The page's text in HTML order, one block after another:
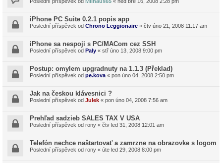
iPhone PC Suite 0.2.1 popis app
Poslední příspěvek od Chrono Leggionaire « čtv úno 21, 2008 11:17 am
iPhone sa nespoji s PC/MACom cez SSH
Poslední příspěvek od Paly « stř úno 13, 2008 9:00 pm
Postup: omylem upgradnuty na 1.1.3 (Překlad)
Poslední příspěvek od pe.kova « pon úno 04, 2008 2:50 pm
Jak na českou klávesnici ?
Poslední příspěvek od Julek « pon úno 04, 2008 7:56 am
Prehľad sadzieb SALES TAX V USA
Poslední příspěvek od rony « čtv led 31, 2008 12:01 am
Telefón nechce naštartovať a zamrzne na obrazovke s logom
Poslední příspěvek od rony « úte led 29, 2008 8:00 pm